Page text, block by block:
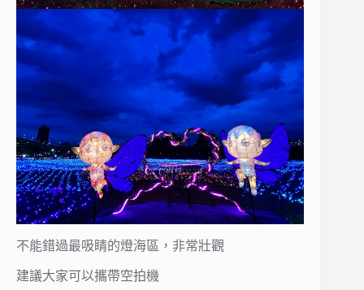
不能錯過最吸睛的燈海區，非常壯觀
建議大家可以攜帶空拍機